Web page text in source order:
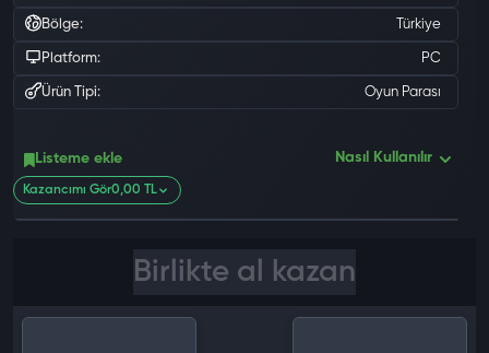
Bölge: Türkiye
Platform: PC
Ürün Tipi: Oyun Parası
Nasıl Kullanılır
Listeme ekle
Kazancımı Gör0,00 TL
Birlikte al kazan